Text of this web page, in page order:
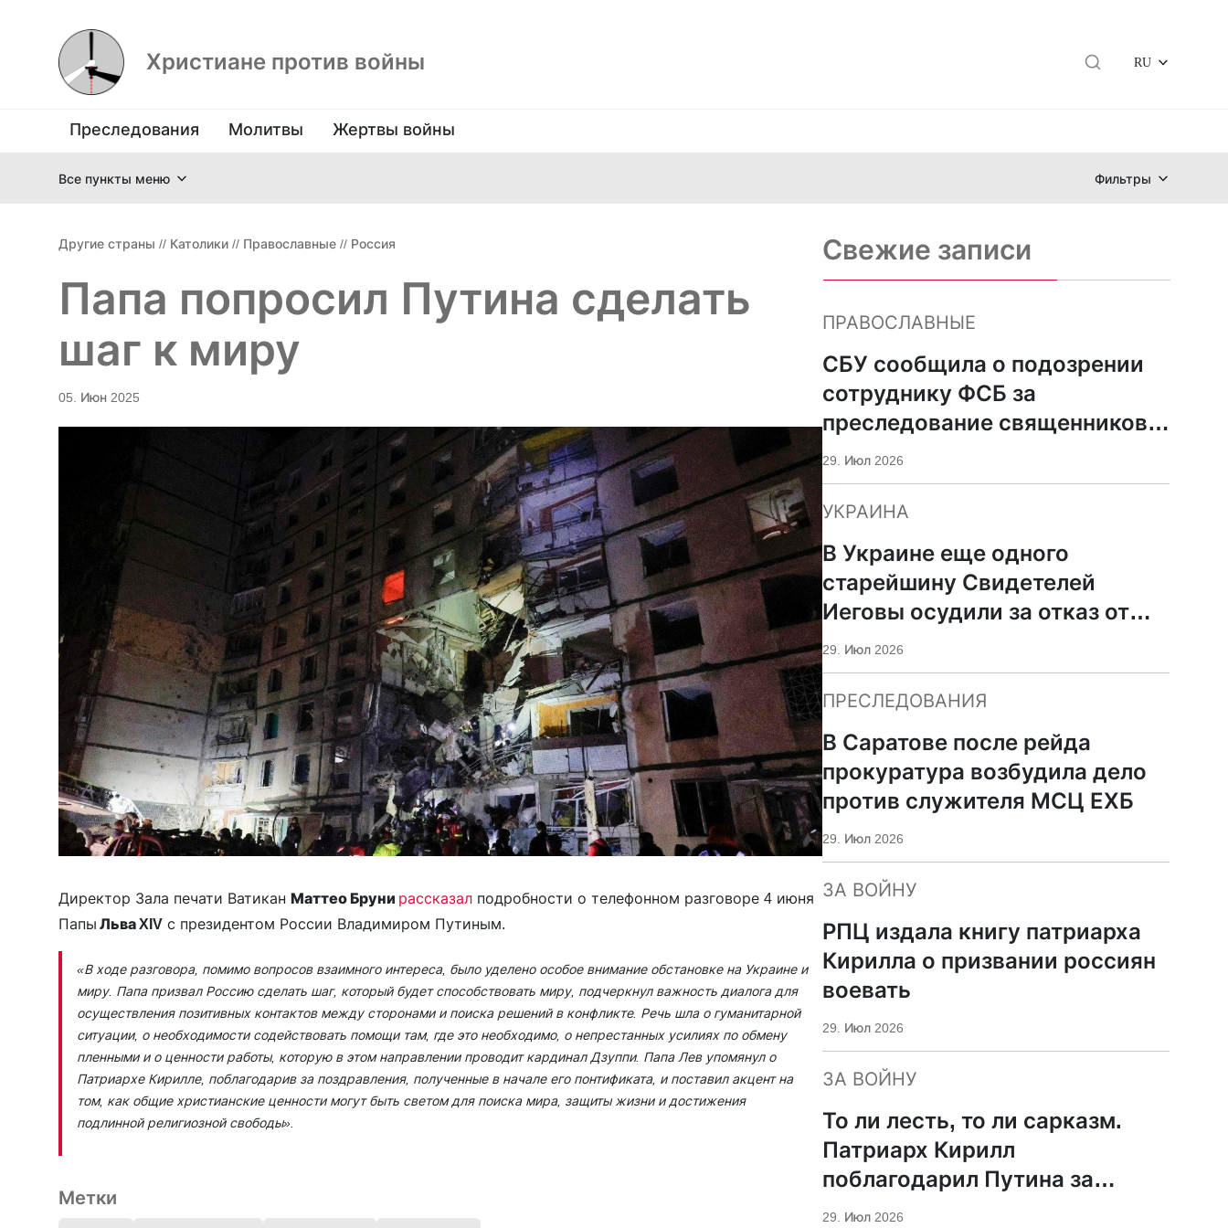
Христиане против войны RU
Преследования Молитвы Жертвы войны
Все пункты меню Фильтры
Другие страны // Католики // Православные // Россия
Папа попросил Путина сделать
шаг к миру
05. Июн 2025
Директор Зала печати Ватикан Маттео Бруни рассказал подробности о телефонном разговоре 4 июня
Папы Льва XIV с президентом России Владимиром Путиным.
«В ходе разговора, помимо вопросов взаимного интереса, было уделено особое внимание обстановке на Украине и
миру. Папа призвал Россию сделать шаг, который будет способствовать миру, подчеркнул важность диалога для
осуществления позитивных контактов между сторонами и поиска решений в конфликте. Речь шла о гуманитарной
ситуации, о необходимости содействовать помощи там, где это необходимо, о непрестанных усилиях по обмену
пленными и о ценности работы, которую в этом направлении проводит кардинал Дзуппи. Папа Лев упомянул о
Патриархе Кирилле, поблагодарив за поздравления, полученные в начале его понтификата, и поставил акцент на
том, как общие христианские ценности могут быть светом для поиска мира, защиты жизни и достижения
подлинной религиозной свободы».
Метки
Свежие записи
ПРАВОСЛАВНЫЕ
СБУ сообщила о подозрении
сотруднику ФСБ за
преследование священников
ПЦУ
29. Июл 2026
УКРАИНА
В Украине еще одного
старейшину Свидетелей
Иеговы осудили за отказ от
мобилизации
29. Июл 2026
ПРЕСЛЕДОВАНИЯ
В Саратове после рейда
прокуратура возбудила дело
против служителя МСЦ ЕХБ
29. Июл 2026
ЗА ВОЙНУ
РПЦ издала книгу патриарха
Кирилла о призвании россиян
воевать
29. Июл 2026
ЗА ВОЙНУ
То ли лесть, то ли сарказм.
Патриарх Кирилл
поблагодарил Путина за
защиту суверенитета и
29. Июл 2026